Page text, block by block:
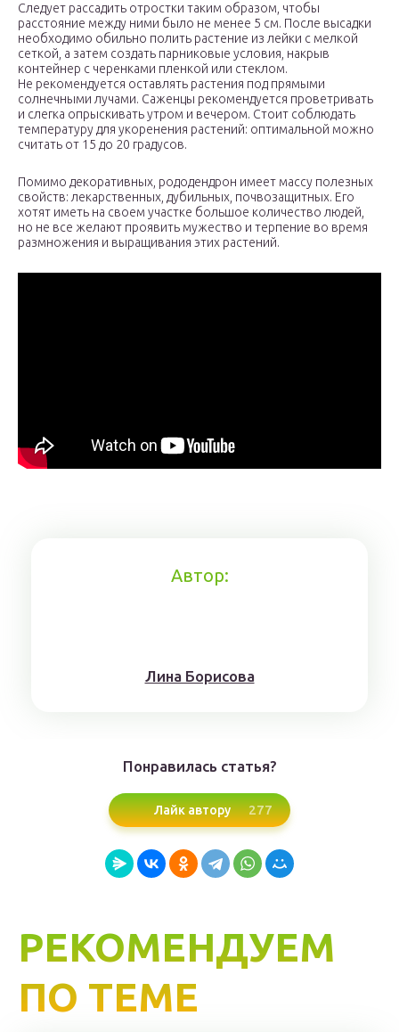
Следует рассадить отростки таким образом, чтобы
расстояние между ними было не менее 5 см. После высадки
необходимо обильно полить растение из лейки с мелкой
сеткой, а затем создать парниковые условия, накрыв
контейнер с черенками пленкой или стеклом.
Не рекомендуется оставлять растения под прямыми
солнечными лучами. Саженцы рекомендуется проветривать
и слегка опрыскивать утром и вечером. Стоит соблюдать
температуру для укоренения растений: оптимальной можно
считать от 15 до 20 градусов.
Помимо декоративных, рододендрон имеет массу полезных
свойств: лекарственных, дубильных, почвозащитных. Его
хотят иметь на своем участке большое количество людей,
но не все желают проявить мужество и терпение во время
размножения и выращивания этих растений.
Автор:
Лина Борисoвa
Понравилась статья?
Лайк автору 277
РЕКОМЕНДУЕМ
ПО ТЕМЕ